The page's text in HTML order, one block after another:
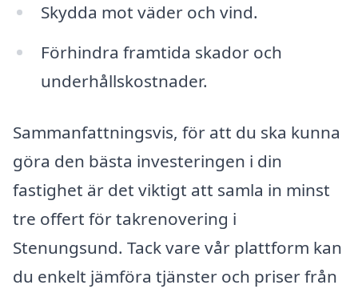
Skydda mot väder och vind.
Förhindra framtida skador och
underhållskostnader.
Sammanfattningsvis, för att du ska kunna
göra den bästa investeringen i din
fastighet är det viktigt att samla in minst
tre offert för takrenovering i
Stenungsund. Tack vare vår plattform kan
du enkelt jämföra tjänster och priser från